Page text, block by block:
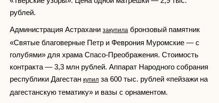
рублей.
Администрация Астрахани закупила бронзовый памятник
«Святые благоверные Петр и Феврония Муромские — с
голубями» для храма Спасо-Преображения. Стоимость
контракта — 3,3 млн рублей. Аппарат Народного собрания
республики Дагестан купил за 600 тыс. рублей «пейзажи на
дагестанскую тематику» и вазы с орнаментом.